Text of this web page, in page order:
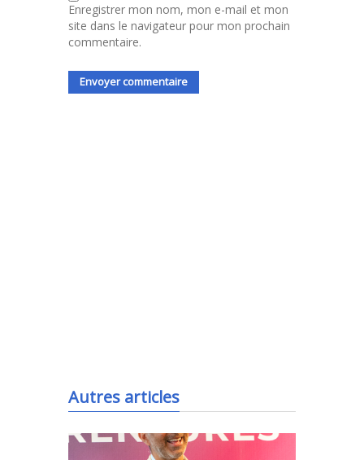
Enregistrer mon nom, mon e-mail et mon
site dans le navigateur pour mon prochain
commentaire.
Autres articles